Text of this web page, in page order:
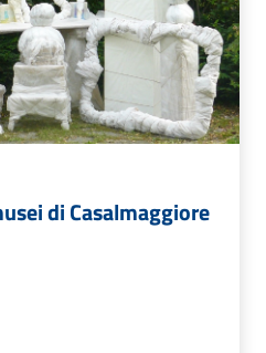
di Casalmaggiore